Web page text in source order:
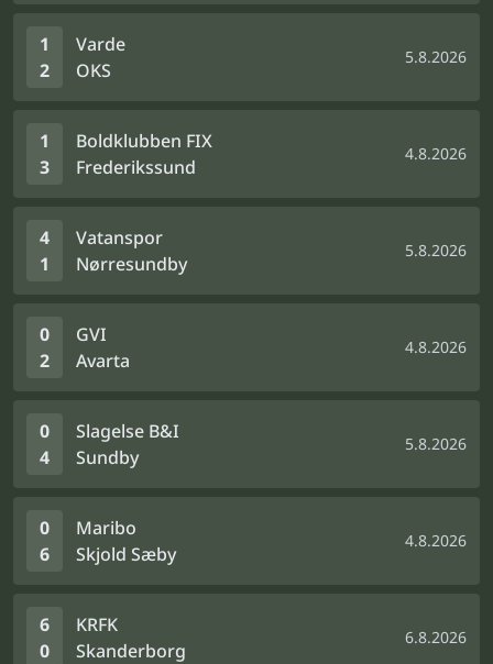
1
2
Varde
OKS
5.8.2026
1
3
Boldklubben FIX
Frederikssund
4.8.2026
4
1
Vatanspor
Nørresundby
5.8.2026
0
2
GVI
Avarta
4.8.2026
0
4
Slagelse B&I
Sundby
5.8.2026
0
6
Maribo
Skjold Sæby
4.8.2026
6
0
KRFK
Skanderborg
6.8.2026